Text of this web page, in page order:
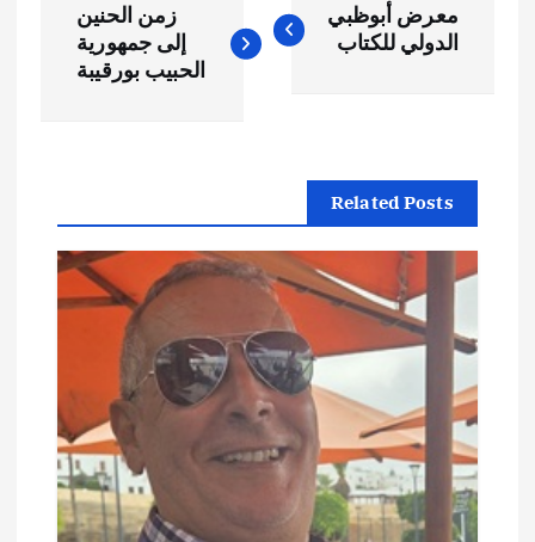
ص
ح
م
ق
معرض أبوظبي
الدولي للكتاب
زمن الحنين
إلى جمهورية
الحبيب بورقيبة
Related Posts